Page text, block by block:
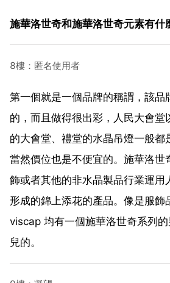
施華洛世奇和施華洛世奇元素有什
8樓：匿名使用者
第一個就是一個品牌的稱謂，該品
的，而且做得很出彩，人民大會堂
的大會堂、禮堂的水晶吊燈一般都
當然價位也是不便宜的。施華洛世
飾或者其他的非水晶製品行業運用
形成的錦上添花的產品。像是服飾
viscap 均有一個施華洛世奇系列
兒的。